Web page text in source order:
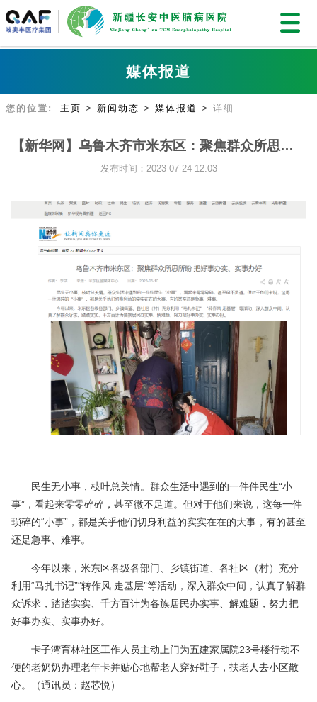
媒体报道
您的位置: 主页 > 新闻动态 > 媒体报道 > 详细
【新华网】乌鲁木齐市米东区：聚焦群众所思所盼 把好事办实、实事办好
发布时间：2023-07-24 12:03
民生无小事，枝叶总关情。群众生活中遇到的一件件民生“小
事”，看起来零零碎碎，甚至微不足道。但对于他们来说，这每一件
琐碎的“小事”，都是关乎他们切身利益的实实在在的大事，有的甚至
还是急事、难事。
今年以来，米东区各级各部门、乡镇街道、各社区（村）充分
利用“马扎书记”“转作风 走基层”等活动，深入群众中间，认真了解群
众诉求，踏踏实实、千方百计为各族居民办实事、解难题，努力把
好事办实、实事办好。
卡子湾育林社区工作人员主动上门为五建家属院23号楼行动不
便的老奶奶办理老年卡并贴心地帮老人穿好鞋子，扶老人去小区散
心。（通讯员：赵芯悦）